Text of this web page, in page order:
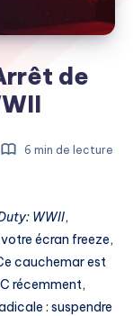
de
6 min de lecture
WWII,
écran freeze,
cauchemar est
récemment,
: suspendre